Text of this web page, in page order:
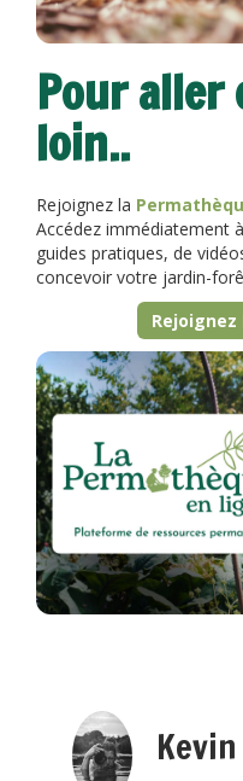
Pour aller
loin..
Rejoignez la
Accédez immédiatement
guides pratiques, de
concevoir votre jardin-